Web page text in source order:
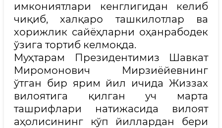
имкониятлари кенглигидан келиб
чиқиб, халқаро ташкилотлар ва
хорижлик сайёҳларни оҳанрабодек
ўзига тортиб келмоқда.
Муҳтарам Президентимиз Шавкат
Миромонович Мирзиёйевнинг
ўтган бир ярим йил ичида Жиззах
вилоятига қилган уч марта
ташрифлари натижасида вилоят
аҳолисининг кўп йиллардан бери